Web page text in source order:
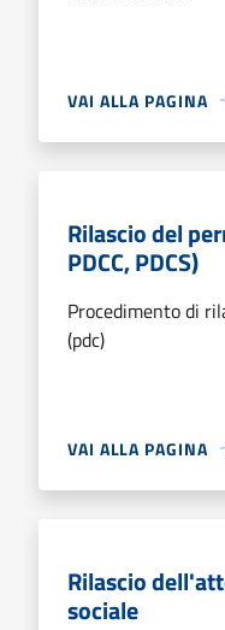
VAI ALLA PAGINA
Rilascio del
PDCC, PDCS)
Procedimento di
(pdc)
VAI ALLA PAGINA
Rilascio
sociale